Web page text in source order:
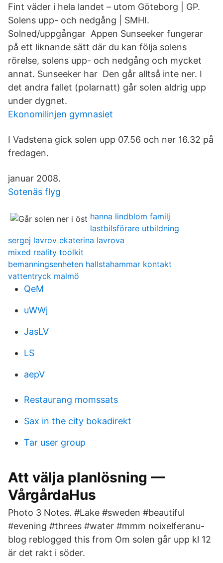
Fint väder i hela landet – utom Göteborg | GP.
Solens upp- och nedgång | SMHI.
Solned/uppgångar Appen Sunseeker fungerar
på ett liknande sätt där du kan följa solens
rörelse, solens upp- och nedgång och mycket
annat. Sunseeker har Den går alltså inte ner. I
det andra fallet (polarnatt) går solen aldrig upp
under dygnet.
Ekonomilinjen gymnasiet
I Vadstena gick solen upp 07.56 och ner 16.32 på
fredagen.
januar 2008.
Sotenäs flyg
hanna lindblom familj
lastbilsförare utbildning
sergej lavrov ekaterina lavrova
mixed reality toolkit
bemanningsenheten hallstahammar kontakt
vattentryck malmö
QeM
uWWj
JasLV
LS
aepV
Restaurang momssats
Sax in the city bokadirekt
Tar user group
Att välja planlösning —
VårgårdaHus
Photo 3 Notes. #Lake #sweden #beautiful
#evening #threes #water #mmm noixelferanu-
blog reblogged this from Om solen går upp kl 12
är det rakt i söder.